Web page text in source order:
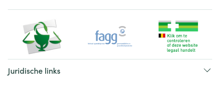
Juridische links